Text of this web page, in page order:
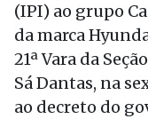
(IPI) ao grupo
da marca
21ª Vara da
Sá Dantas, na
ao decreto do